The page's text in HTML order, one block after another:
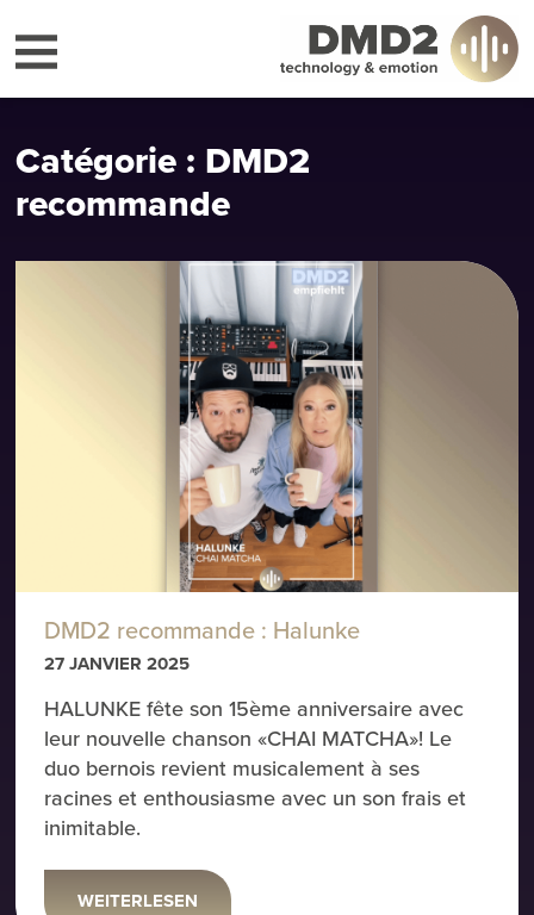
Catégorie : DMD2
recommande
DMD2 recommande : Halunke
27 JANVIER 2025
HALUNKE fête son 15ème anniversaire avec
leur nouvelle chanson «CHAI MATCHA»! Le
duo bernois revient musicalement à ses
racines et enthousiasme avec un son frais et
inimitable.
WEITERLESEN